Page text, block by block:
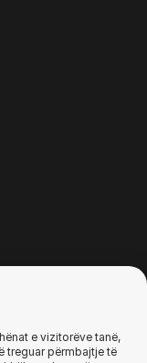
e vizitorëve tanë,
treguar përmbajtje të